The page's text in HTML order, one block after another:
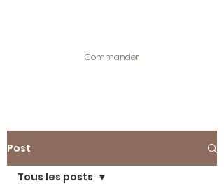
Commander
Post
Tous les posts